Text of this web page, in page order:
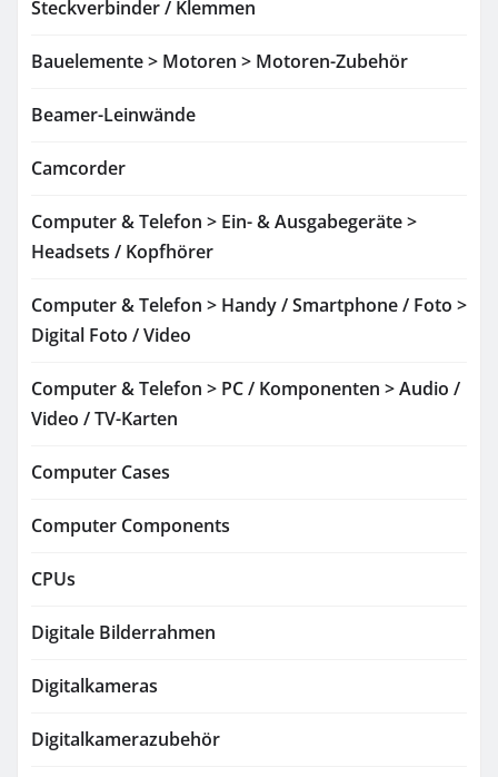
Steckverbinder / Klemmen
Bauelemente > Motoren > Motoren-Zubehör
Beamer-Leinwände
Camcorder
Computer & Telefon > Ein- & Ausgabegeräte >
Headsets / Kopfhörer
Computer & Telefon > Handy / Smartphone / Foto >
Digital Foto / Video
Computer & Telefon > PC / Komponenten > Audio /
Video / TV-Karten
Computer Cases
Computer Components
CPUs
Digitale Bilderrahmen
Digitalkameras
Digitalkamerazubehör